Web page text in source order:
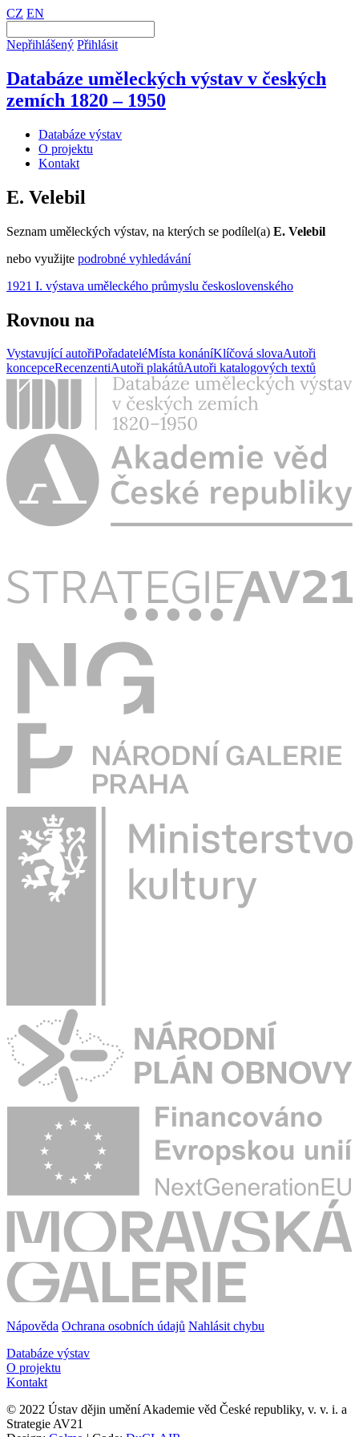
CZ EN
Nepřihlášený Přihlásit
Databáze uměleckých výstav v českých
zemích 1820 – 1950
Databáze výstav
O projektu
Kontakt
E. Velebil
Seznam uměleckých výstav, na kterých se podílel(a) E. Velebil
nebo využijte podrobné vyhledávání
1921 I. výstava uměleckého průmyslu československého
Rovnou na
Vystavující autořiPořadateléMísta konáníKlíčová slovaAutoři
koncepceRecenzentiAutoři plakátůAutoři katalogových textů
Nápověda Ochrana osobních údajů Nahlásit chybu
Databáze výstav
O projektu
Kontakt
© 2022 Ústav dějin umění Akademie věd České republiky, v. v. i. a
Strategie AV21